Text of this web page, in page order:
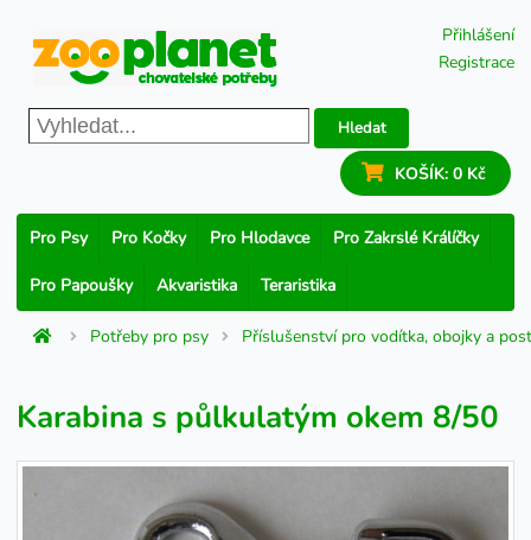
Přihlášení
Registrace
Hledat
KOŠÍK: 0 Kč
Pro Psy Pro Kočky Pro Hlodavce Pro Zakrslé Králíčky
Pro Papoušky Akvaristika Teraristika
Potřeby pro psy Příslušenství pro vodítka, obojky a
Karabina s půlkulatým okem 8/50